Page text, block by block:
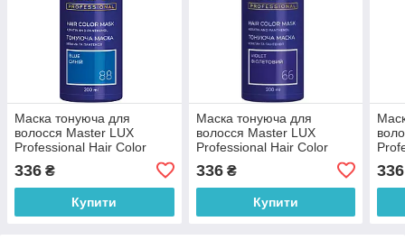
Маска тонуюча для
волосся Master LUX
Professional Hair Color
336 ₴
Купити
Маска тонуюча для
волосся Master LUX
Professional Hair Color
Mask №66 Violet 200 мл
336₴
Купити
мл
336